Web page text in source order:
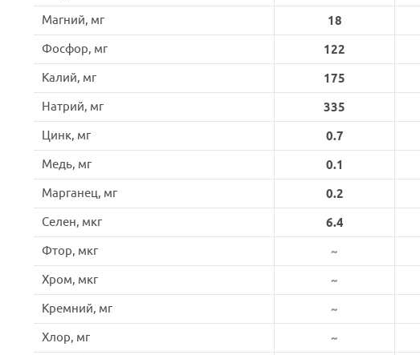
Магний, мг
18
Фосфор, мг
122
Калий, мг
175
Натрий, мг
335
Цинк, мг
0.7
Медь, мг
0.1
Марганец, мг
0.2
Селен, мкг
6.4
Фтор, мкг
~
Хром, мкг
~
Кремний, мг
~
Хлор, мг
~